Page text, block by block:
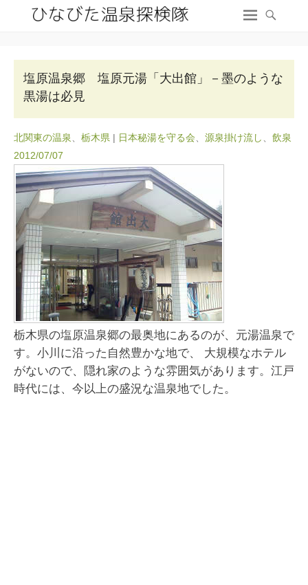
塩原温泉郷 塩原元湯「大出館」－墨のような
黒湯は必見
北関東の温泉 栃木県 | 日本秘湯を守る会 源泉掛け流し
飲泉
2012/07/07
栃木県の塩原温泉郷の最奥地にあるのが、元湯温泉で
す。小川に沿った自然豊かな地で、 大規模なホテル
がないので、隠れ家のような雰囲気があります。江戸
時代には、今以上の盛況な温泉地でした。